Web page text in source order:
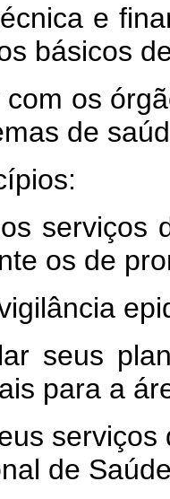
e
básicos
os
de
de
os de
planos
para a
serviços
de